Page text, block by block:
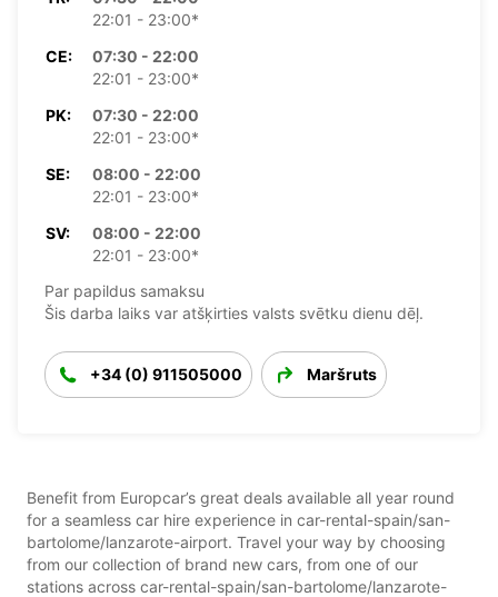
22:01 - 23:00*
CE:
07:30 - 22:00
22:01 - 23:00*
PK:
07:30 - 22:00
22:01 - 23:00*
SE:
08:00 - 22:00
22:01 - 23:00*
SV:
08:00 - 22:00
22:01 - 23:00*
Par papildus samaksu
Šis darba laiks var atšķirties valsts svētku dienu dēļ.
+34 (0) 911505000 Maršruts
Benefit from Europcar’s great deals available all year round
for a seamless car hire experience in car-rental-spain/san-
bartolome/lanzarote-airport. Travel your way by choosing
from our collection of brand new cars, from one of our
stations across car-rental-spain/san-bartolome/lanzarote-